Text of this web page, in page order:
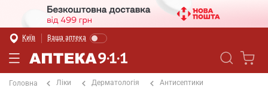
Київ Ваша аптека
Головна Ліки Дерматологія Антисептики